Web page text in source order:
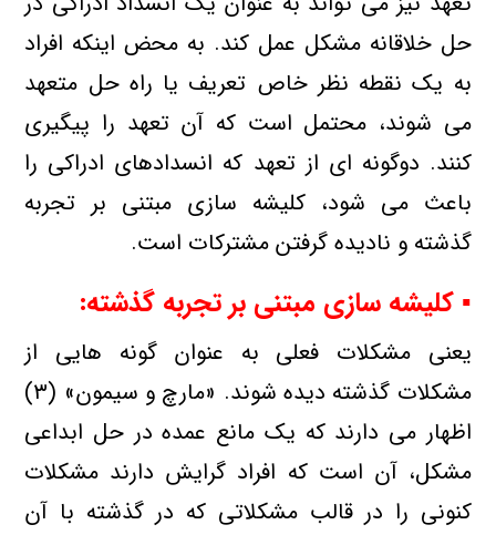
حل خلاقانه مشكل عمل كند. به محض اینكه افراد
به یك نقطه نظر خاص تعریف یا راه حل متعهد
می شوند، محتمل است كه آن تعهد را پیگیری
كنند. دوگونه ای از تعهد كه انسدادهای ادراكی را
باعث می شود، كلیشه سازی مبتنی بر تجربه
گذشته و نادیده گرفتن مشتركات است.
▪ كلیشه سازی مبتنی بر تجربه گذشته:
یعنی مشكلات فعلی به عنوان گونه هایی از
مشكلات گذشته دیده شوند. «مارچ و سیمون» (۳)
اظهار می دارند كه یك مانع عمده در حل ابداعی
مشكل، آن است كه افراد گرایش دارند مشكلات
كنونی را در قالب مشكلاتی كه در گذشته با آن